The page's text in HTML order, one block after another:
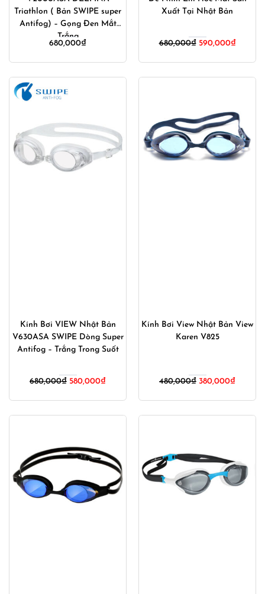
Triathlon ( Bản SWIPE super
Antifog) – Gọng Đen Mắt
Trắng
680,000₫
Xuất Tại Nhật Bản
680,000₫ Giá
680,000₫.
590,000₫Giá
là:
Kính Bơi VIEW Nhật Bản
V630ASA SWIPE Dòng Super
Antifog – Trắng Trong Suốt
680,000₫ Giá
680,000₫.
580,000₫Giá
là:
Kính Bơi View Nhật Bản View
Karen V825
480,000₫ Giá
480,000₫.
380,000₫Giá
là: